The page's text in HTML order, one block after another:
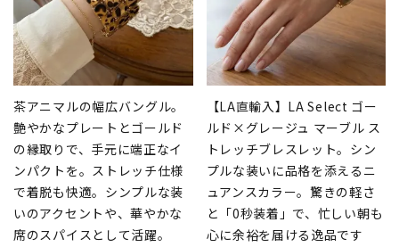
茶アニマルの幅広バングル。
艶やかなプレートとゴールド
の縁取りで、手元に端正なイ
ンパクトを。ストレッチ仕様
で着脱も快適。シンプルな装
いのアクセントや、華やかな
席のスパイスとして活躍。
【LA直輸入】LA Select ゴー
ルド×グレージュ マーブル ス
トレッチブレスレット。シン
プルな装いに品格を添えるニ
ュアンスカラー。驚きの軽さ
と「0秒装着」で、忙しい朝も
心に余裕を届ける逸品です